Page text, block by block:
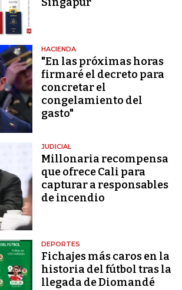
HACIENDA
"En las próximas horas
firmaré el decreto para
concretar el
congelamiento del
gasto"
JUDICIAL
Millonaria recompensa
que ofrece Cali para
capturar a responsables
de incendio
DEPORTES
Fichajes más caros en la
historia del fútbol tras la
llegada de Diomandé